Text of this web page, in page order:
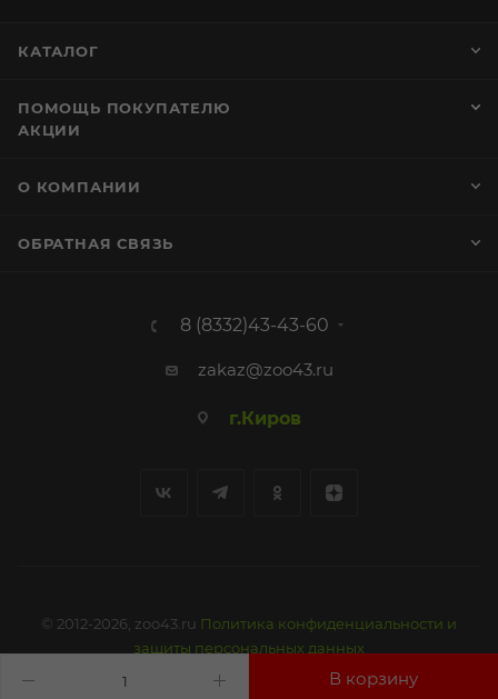
КАТАЛОГ
ПОМОЩЬ ПОКУПАТЕЛЮ
АКЦИИ
О КОМПАНИИ
ОБРАТНАЯ СВЯЗЬ
8 (8332)43-43-60
zakaz@zoo43.ru
г.Киров
© 2012-2026, zoo43.ru Политика конфиденциальности и
защиты персональных данных